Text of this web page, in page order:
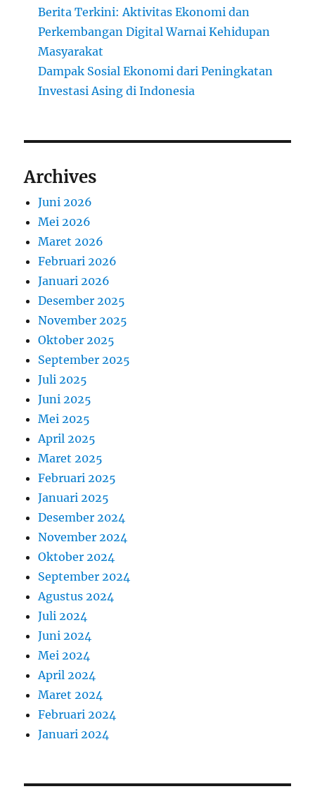
Berita Terkini: Aktivitas Ekonomi dan
Perkembangan Digital Warnai Kehidupan
Masyarakat
Dampak Sosial Ekonomi dari Peningkatan
Investasi Asing di Indonesia
Archives
Juni 2026
Mei 2026
Maret 2026
Februari 2026
Januari 2026
Desember 2025
November 2025
Oktober 2025
September 2025
Juli 2025
Juni 2025
Mei 2025
April 2025
Maret 2025
Februari 2025
Januari 2025
Desember 2024
November 2024
Oktober 2024
September 2024
Agustus 2024
Juli 2024
Juni 2024
Mei 2024
April 2024
Maret 2024
Februari 2024
Januari 2024